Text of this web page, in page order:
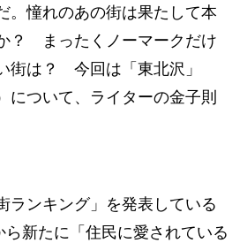
。憧れのあの街は果たして本
？ まったくノーマークだけ
街は？ 今回は「東北沢」
について、ライターの金子則
ンキング」を発表している
新たに「住民に愛されている